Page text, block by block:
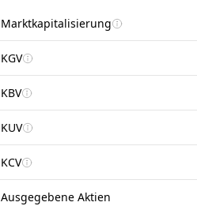
Marktkapitalisierung
KGV
KBV
KUV
KCV
Ausgegebene Aktien